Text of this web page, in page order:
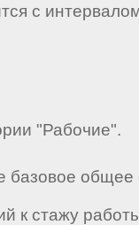
с
"Рабочие".
общее
к стажу